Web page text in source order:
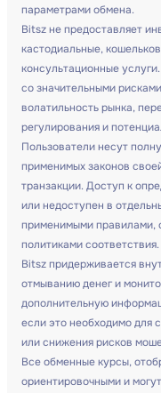
параметрами обмена.
Bitsz не предоставляет
кастодиальные,
консультационные
со значительными
волатильность рынка,
регулирования и
Пользователи несут
применимых законов
транзакции. Доступ к
или недоступен в
применимыми правилами,
политиками соответствия.
Bitsz придерживается
отмыванию денег и
дополнительную
если это необходимо для
или снижения рисков
Все обменные курсы,
ориентировочными и